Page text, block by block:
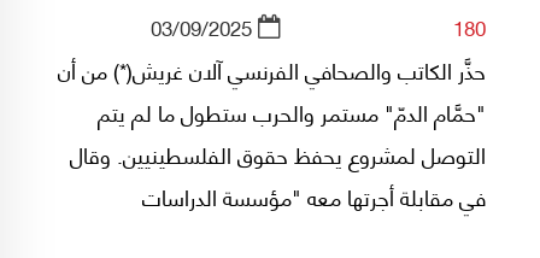
180
03/09/2025
حذَّر الكاتب والصحافي الفرنسي آلان غريش(*) من أن
"حمَّام الدمّ" مستمر والحرب ستطول ما لم يتم
التوصل لمشروع يحفظ حقوق الفلسطينيين. وقال
في مقابلة أجرتها معه "مؤسسة الدراسات